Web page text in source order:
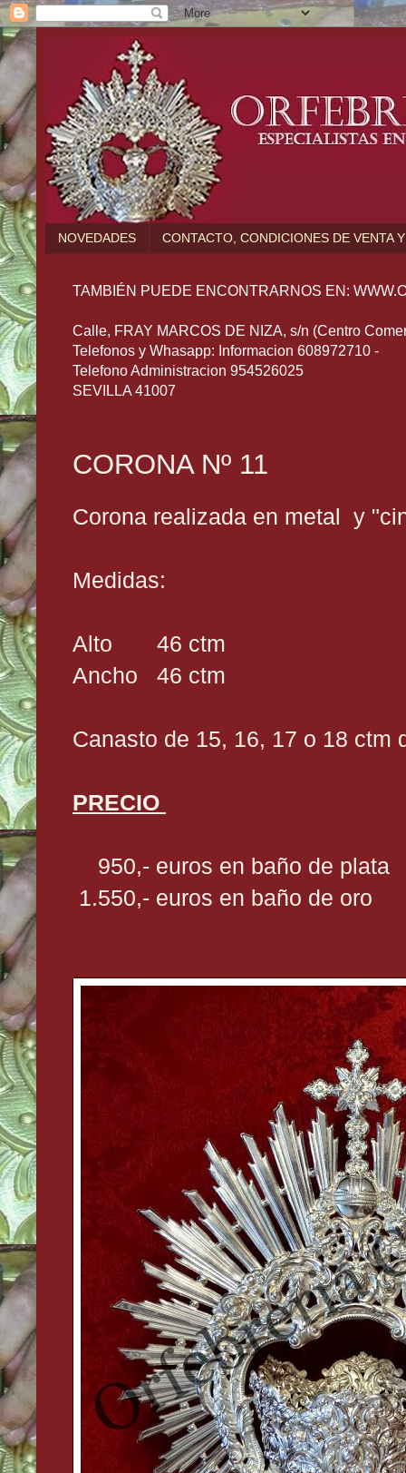
NOVEDADES CONTACTO, CONDICIONES DE VENTA
TAMBIÉN PUEDE ENCONTRARNOS EN:
Calle, FRAY MARCOS DE NIZA, s/n (Centro
Telefonos y Whasapp: Informacion 608972710 -
Telefono Administracion 954526025
SEVILLA 41007
CORONA Nº 11
Corona realizada en metal y
Medidas:
Alto 46 ctm
Ancho 46 ctm
Canasto de 15, 16, 17 o 18 ctm
PRECIO
950,- euros en baño de plata
1.550,- euros en baño de oro